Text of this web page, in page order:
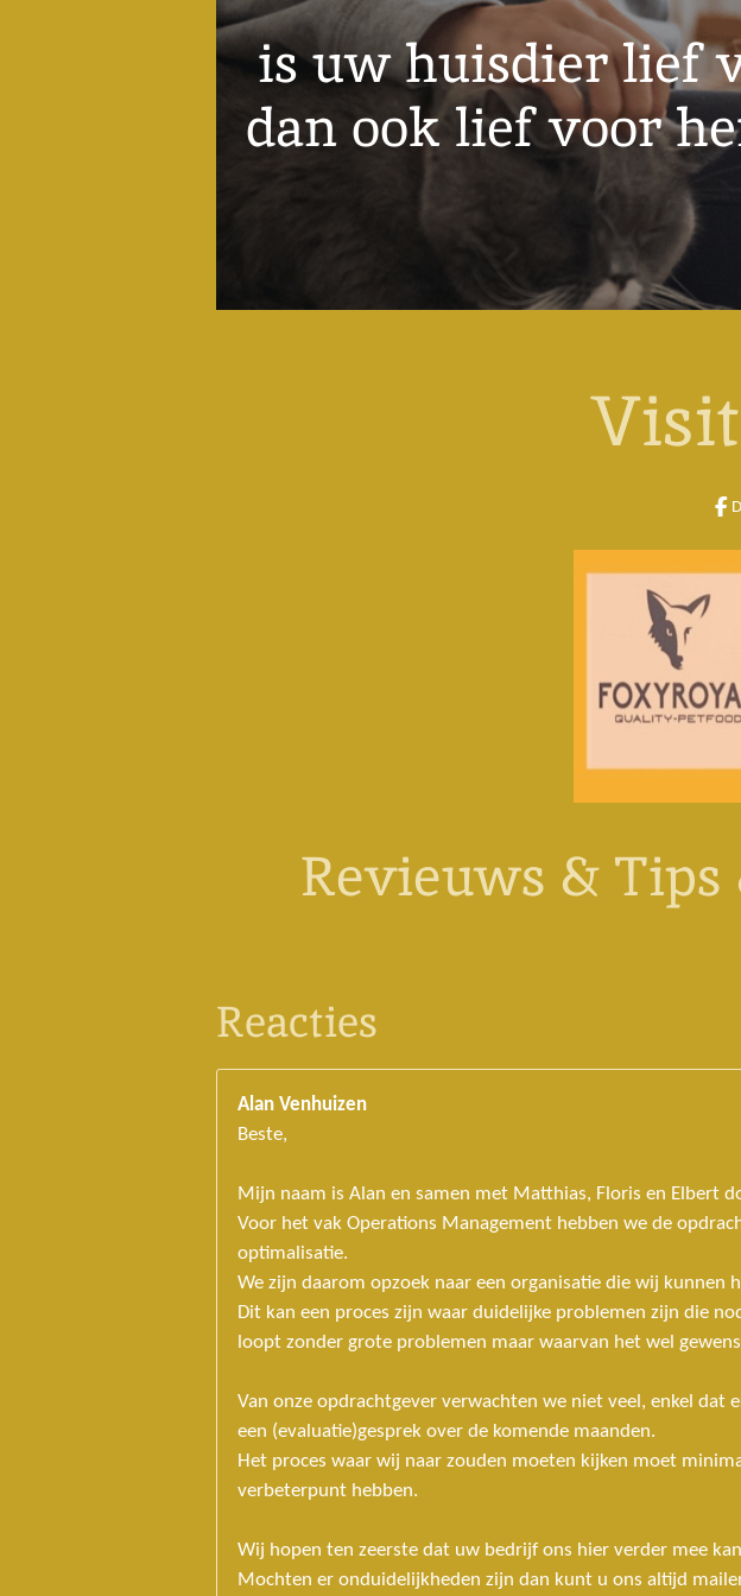
is uw
dan ook lief voor
Revieuws &
Reacties
Alan Venhuizen
Beste,
Mijn naam is Alan en samen met Matthias, Floris en Elbert
Voor het vak Operations Management hebben we de
optimalisatie.
We zijn daarom opzoek naar een organisatie die wij kunnen
Dit kan een proces zijn waar duidelijke problemen zijn die
loopt zonder grote problemen maar waarvan het wel
Van onze opdrachtgever verwachten we niet veel, enkel
een (evaluatie)gesprek over de komende maanden.
Het proces waar wij naar zouden moeten kijken moet
verbeterpunt hebben.
Wij hopen ten zeerste dat uw bedrijf ons hier verder mee
Mochten er onduidelijkheden zijn dan kunt u ons altijd